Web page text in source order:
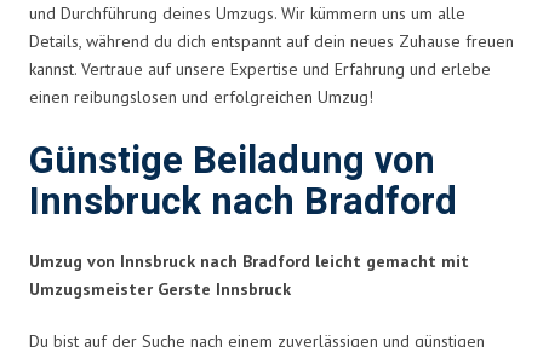
und Durchführung deines Umzugs. Wir kümmern uns um alle
Details, während du dich entspannt auf dein neues Zuhause freuen
kannst. Vertraue auf unsere Expertise und Erfahrung und erlebe
einen reibungslosen und erfolgreichen Umzug!
Günstige Beiladung von
Innsbruck nach Bradford
Umzug von Innsbruck nach Bradford leicht gemacht mit
Umzugsmeister Gerste Innsbruck
Du bist auf der Suche nach einem zuverlässigen und günstigen